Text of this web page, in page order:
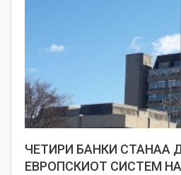
ЧЕТИРИ БАНКИ СТАНАА
ЕВРОПСКИОТ СИСТЕМ